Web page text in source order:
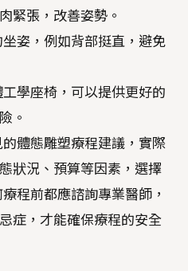
緊張，改善姿勢。
姿，例如背部挺直，避免
學座椅，可以提供更好的
。
體態雕塑療程建議，實際
狀況、預算等因素，選擇
程前都應諮詢專業醫師，
症，才能確保療程的安全